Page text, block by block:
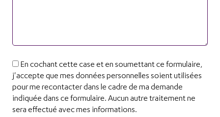
En cochant cette case et en soumettant ce formulaire,
j'accepte que mes données personnelles soient utilisées
pour me recontacter dans le cadre de ma demande
indiquée dans ce formulaire. Aucun autre traitement ne
sera effectué avec mes informations.